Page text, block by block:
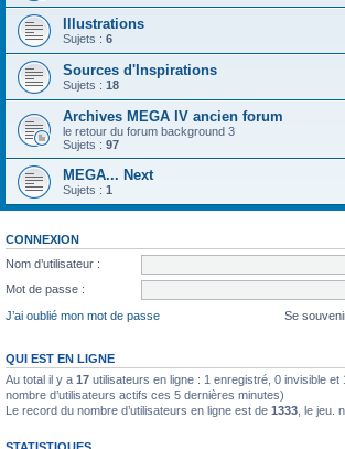
Illustrations
Sujets : 6
Sources d'Inspirations
Sujets : 18
Archives MEGA IV ancien forum
le retour du forum background 3
Sujets : 97
MEGA... Next
Sujets : 1
CONNEXION
Nom d’utilisateur :
Mot de passe :
J’ai oublié mon mot de passe
Se
QUI EST EN LIGNE
Au total il y a 17 utilisateurs en ligne : 1 enregistré, 0 invisible et
nombre d’utilisateurs actifs ces 5 dernières minutes)
Le record du nombre d’utilisateurs en ligne est de 1333 , le jeu.
STATISTIQUES